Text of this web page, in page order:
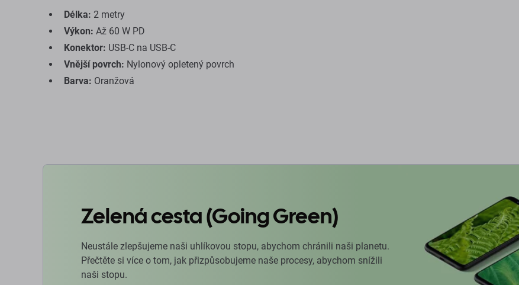
Délka: 2 metry
Výkon: Až 60 W PD
Konektor: USB-C na USB-C
Vnější povrch: Nylonový opletený povrch
Barva: Oranžová
Zelená cesta (Going Green)
Neustále zlepšujeme naši uhlíkovou stopu, abychom chránili naši planetu.
Přečtěte si více o tom, jak přizpůsobujeme naše procesy, abychom snížili
naši stopu.